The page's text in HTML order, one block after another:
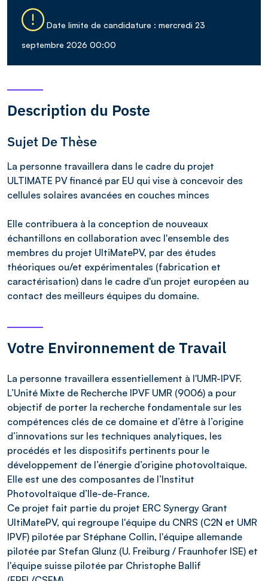
Date limite de candidature : mercredi 23
septembre 2026 00:00
Description du Poste
Sujet De Thèse
La personne travaillera dans le cadre du projet
ULTIMATE PV financé par EU qui vise à concevoir des
cellules solaires avancées en couches minces
Elle contribuera à la conception de nouveaux
échantillons en collaboration avec l'ensemble des
membres du projet UltiMatePV, par des études
théoriques ou/et expérimentales (fabrication et
caractérisation) dans le cadre d'un projet européen au
contact des meilleurs équipes du domaine.
Votre Environnement de Travail
La personne travaillera essentiellement à l'UMR-IPVF.
L’Unité Mixte de Recherche IPVF UMR (9006) a pour
objectif de porter la recherche fondamentale sur les
compétences clés de ce domaine et d’être à l’origine
d’innovations sur les techniques analytiques, les
procédés et les dispositifs pertinents pour le
développement de l’énergie d’origine photovoltaïque.
Elle est une des composantes de l’Institut
Photovoltaïque d’Ile-de-France.
Ce projet fait partie du projet ERC Synergy Grant
UltiMatePV, qui regroupe l'équipe du CNRS (C2N et UMR
IPVF) pilotée par Stéphane Collin, l'équipe allemande
pilotée par Stefan Glunz (U. Freiburg / Fraunhofer ISE) et
l'équipe suisse pilotée par Christophe Ballif